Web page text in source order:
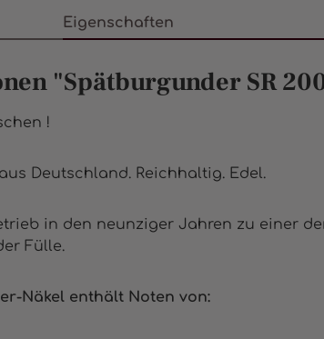
Eigenschaften
"Spätburgunder SR
!
Deutschland. Reichhaltig. Edel.
in den neunziger Jahren zu einer
Fülle.
Näkel enthält Noten von: